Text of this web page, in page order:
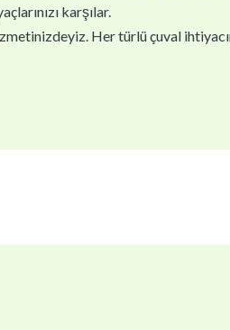
karşılar.
Her türlü çuval